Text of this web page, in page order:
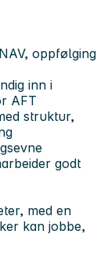
oppfølging
inn i
AFT
struktur,
godt
med en
kan jobbe,